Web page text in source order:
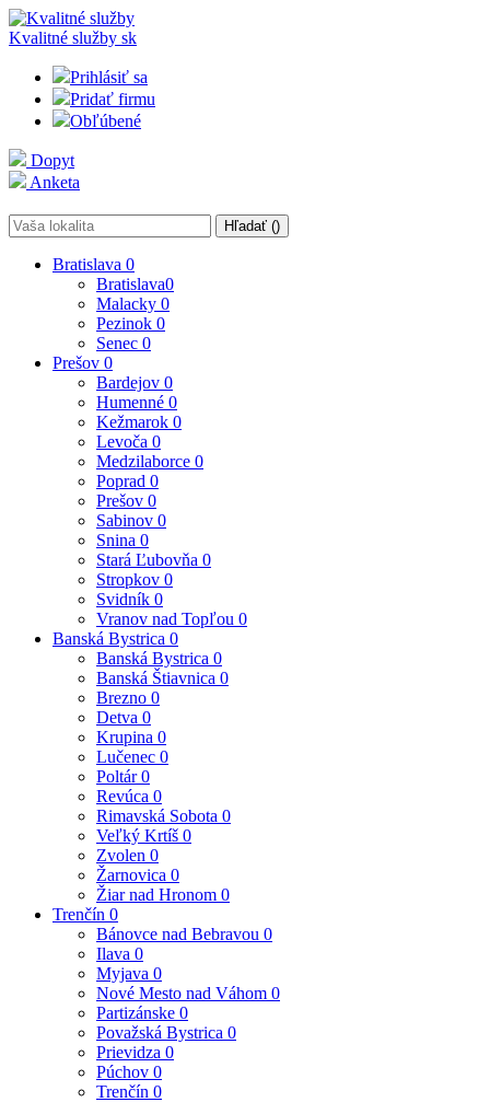
Kvalitné služby sk
Prihlásiť sa
Pridať firmu
Obľúbené
Dopyt
Anketa
Hľadať ()
Bratislava 0
Bratislava0
Malacky 0
Pezinok 0
Senec 0
Prešov 0
Bardejov 0
Humenné 0
Kežmarok 0
Levoča 0
Medzilaborce 0
Poprad 0
Prešov 0
Sabinov 0
Snina 0
Stará Ľubovňa 0
Stropkov 0
Svidník 0
Vranov nad Topľou 0
Banská Bystrica 0
Banská Bystrica 0
Banská Štiavnica 0
Brezno 0
Detva 0
Krupina 0
Lučenec 0
Poltár0
Revúca 0
Rimavská Sobota 0
Veľký Krtíš 0
Zvolen 0
Žarnovica 0
Žiar nad Hronom 0
Trenčín 0
Bánovce nad Bebravou 0
Ilava 0
Myjava 0
Nové Mesto nad Váhom 0
Partizánske 0
Považská Bystrica 0
Prievidza 0
Púchov 0
Trenčín 0